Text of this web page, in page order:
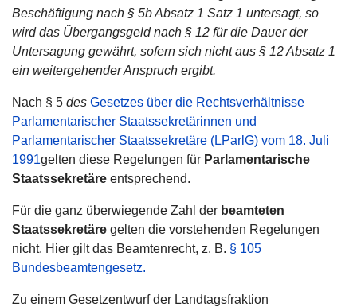
Beschäftigung nach § 5b Absatz 1 Satz 1 untersagt, so
wird das Übergangsgeld nach § 12 für die Dauer der
Untersagung gewährt, sofern sich nicht aus § 12 Absatz 1
ein weitergehender Anspruch ergibt.
Nach § 5 des Gesetzes über die Rechtsverhältnisse
Parlamentarischer Staatssekretärinnen und
Parlamentarischer Staatssekretäre (LParlG) vom 18. Juli
1991gelten diese Regelungen für Parlamentarische
Staatssekretäre entsprechend.
Für die ganz überwiegende Zahl der beamteten
Staatssekretäre gelten die vorstehenden Regelungen
nicht. Hier gilt das Beamtenrecht, z. B. § 105
Bundesbeamtengesetz.
Zu einem Gesetzentwurf der Landtagsfraktion